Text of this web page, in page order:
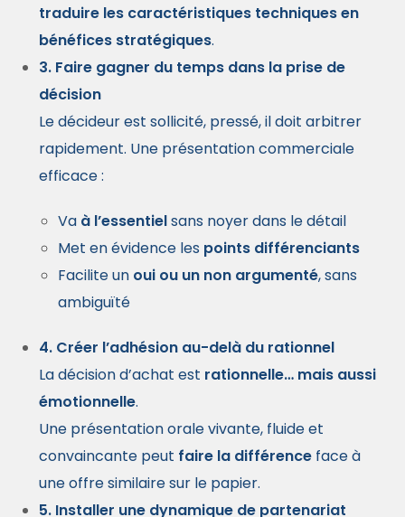
traduire les caractéristiques techniques en
bénéfices stratégiques.
3. Faire gagner du temps dans la prise de
décision
Le décideur est sollicité, pressé, il doit arbitrer
rapidement. Une présentation commerciale
efficace :
Va à l’essentielsans noyer dans le détail
Met en évidence les points différenciants
Facilite un oui ou un non argumenté, sans
ambiguïté
4. Créer l’adhésion au-delà du rationnel
La décision d’achat est rationnelle… mais aussi
émotionnelle.
Une présentation orale vivante, fluide et
convaincante peut faire la différence face à
une offre similaire sur le papier.
5. Installer une dynamique de partenariat